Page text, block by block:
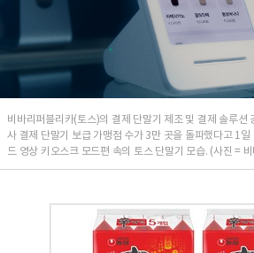
비바리퍼블리카(토스)의 결제 단말기 제조 및 결제 솔루션
사 결제 단말기 보급 가맹점 수가 3만 곳을 돌파했다고 1일
드 영상 키오스크 모드편 속의 토스 단말기 모습. (사진 =